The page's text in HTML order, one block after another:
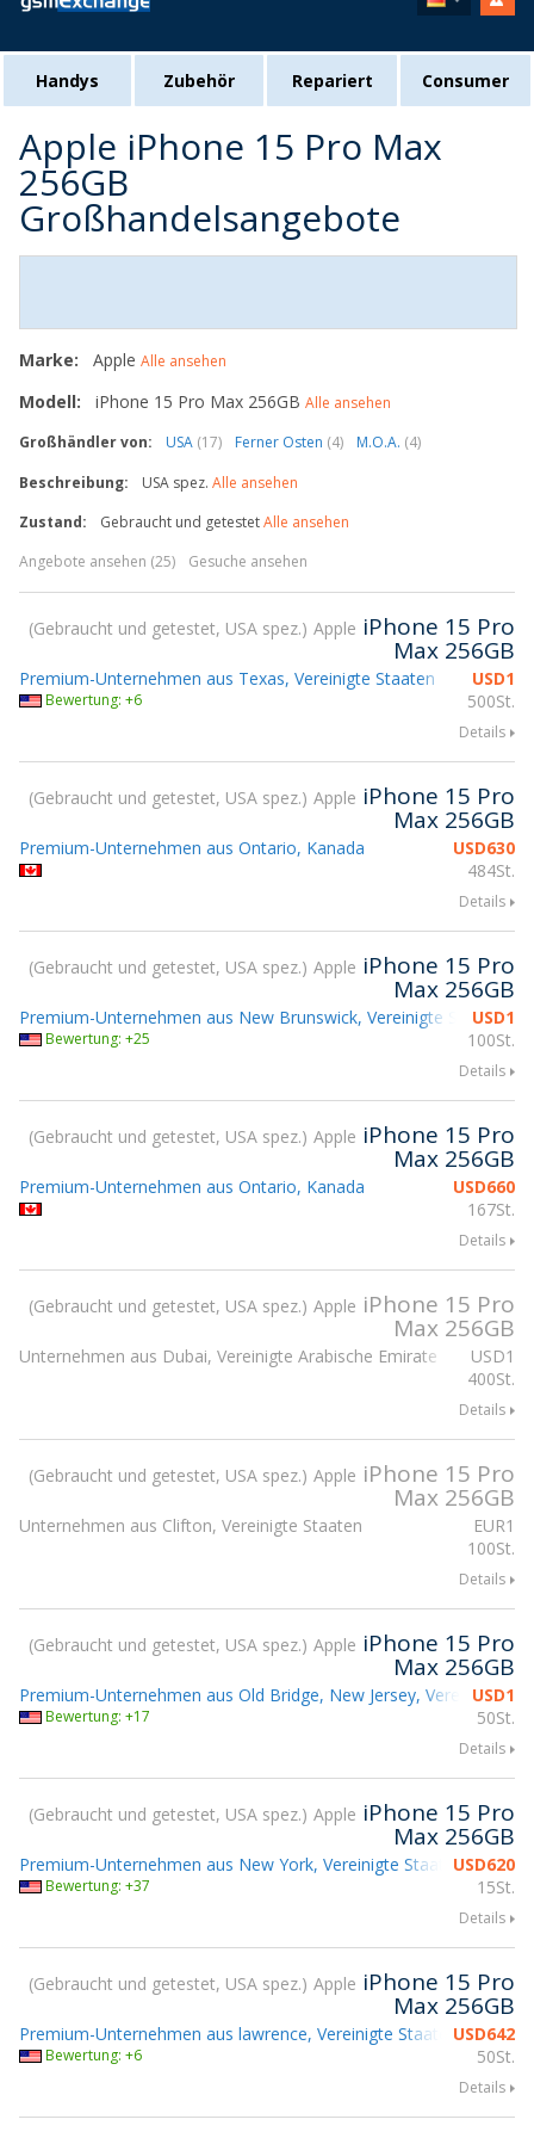
Handys Zubehör Repariert Consumer
Apple iPhone 15 Pro Max
256GB
Großhandelsangebote
Marke: Apple Alle ansehen
Modell: iPhone 15 Pro Max 256GB Alle ansehen
Großhändler von:
USA (17) Ferner Osten (4) M.O.A. (4)
Beschreibung:
USA spez. Alle ansehen
Zustand:
Gebraucht und getestetAlle ansehen
Angebote ansehen (25)
Gesuche ansehen
Gebraucht und getestet, USA spez. Apple iPhone 15 Pro
Max 256GB
USD1
500St.
Premium-Unternehmen aus Texas, Vereinigte Staaten
Bewertung: +6
Details
Gebraucht und getestet, USA spez. Apple iPhone 15 Pro
Max 256GB
USD630
484St.
Premium-Unternehmen aus Ontario, Kanada
Details
Gebraucht und getestet, USA spez. Apple iPhone 15 Pro
Max 256GB
USD1
100St.
Premium-Unternehmen aus New Brunswick, Vereinigte Staaten
Bewertung: +25
Details
Gebraucht und getestet, USA spez. Apple iPhone 15 Pro
Max 256GB
USD660
167St.
Premium-Unternehmen aus Ontario, Kanada
Details
Gebraucht und getestet, USA spez. Apple iPhone 15 Pro
Max 256GB
USD1
400St.
Unternehmen aus Dubai, Vereinigte Arabische Emirate
Details
Gebraucht und getestet, USA spez. Apple iPhone 15 Pro
Max 256GB
EUR1
100St.
Unternehmen aus Clifton, Vereinigte Staaten
Details
Gebraucht und getestet, USA spez. Apple iPhone 15 Pro
Max 256GB
USD1
50St.
Premium-Unternehmen aus Old Bridge, New Jersey, Vereinigte
Bewertung: +17
Details
Gebraucht und getestet, USA spez. Apple iPhone 15 Pro
Max 256GB
USD620
15St.
Premium-Unternehmen aus New York, Vereinigte Staaten
Bewertung: +37
Details
Gebraucht und getestet, USA spez. Apple iPhone 15 Pro
Max 256GB
USD642
50St.
Premium-Unternehmen aus lawrence, Vereinigte Staaten
Bewertung: +6
Details